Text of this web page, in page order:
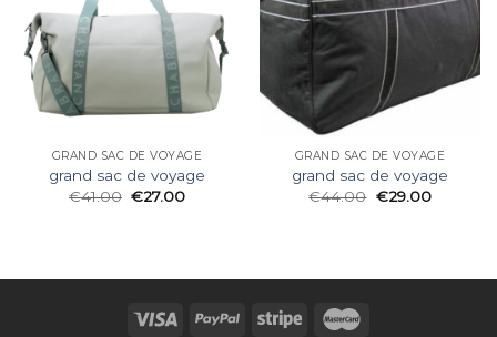
GRAND SAC DE VOYAGE
grand sac de voyage
€41.00 €27.00
GRAND SAC DE VOYAGE
grand sac de voyage
€44.00 €29.00